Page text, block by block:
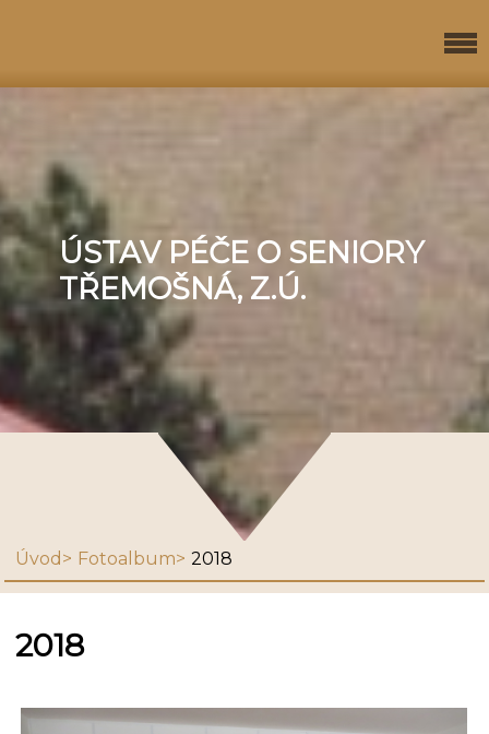
ÚSTAV PÉČE O SENIORY
TŘEMOŠNÁ, Z.Ú.
Úvod Fotoalbum 2018
2018